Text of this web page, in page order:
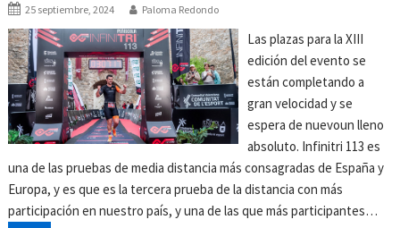
25 septiembre, 2024 Paloma Redondo
Las plazas para la XIII
edición del evento se
están completando a
gran velocidad y se
espera de nuevoun lleno
absoluto. Infinitri 113 es
una de las pruebas de media distancia más consagradas de España y
Europa, y es que es la tercera prueba de la distancia con más
participación en nuestro país, y una de las que más participantes…